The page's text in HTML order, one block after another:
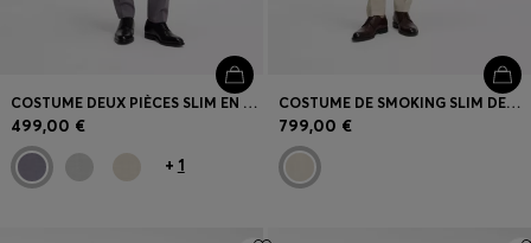
COSTUME DEUX PIÈCES SLIM EN TISSU À MICRO MOTIF
499,00 €
+ 1
COSTUME DE SMOKING SLIM DEUX PIÈCES EN LAINE VIERGE ET LIN
799,00 €